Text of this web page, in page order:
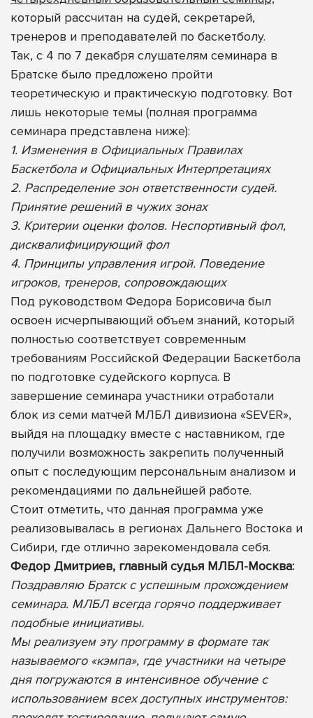
который рассчитан на судей, секретарей,
тренеров и преподавателей по баскетболу.
Так, с 4 по 7 декабря слушателям семинара в
Братске было предложено пройти
теоретическую и практическую подготовку. Вот
лишь некоторые темы (полная программа
семинара представлена ниже):
1. Изменения в Официальных Правилах
Баскетбола и ОфициальныхИнтерпретациях
2. Распределение зон ответственности судей.
Принятие решений в чужих зонах
3. Критерии оценки фолов. Неспортивный фол,
дисквалифицирующий фол
4. Принципы управления игрой. Поведение
игроков, тренеров, сопровождающих
Под руководством Федора Борисовича был
освоен исчерпывающий объем знаний, который
полностью соответствует современным
требованиям Российской Федерации Баскетбола
по подготовке судейского корпуса. В
завершение семинара участники отработали
блок из семи матчей МЛБЛ дивизиона «SEVER»,
выйдя на площадку вместе с наставником, где
получили возможность закрепить полученный
опыт с последующим персональным анализом и
рекомендациями по дальнейшей работе.
Стоит отметить, что данная программа уже
реализовывалась в регионах Дальнего Востока и
Сибири, где отлично зарекомендовала себя.
Федор Дмитриев, главный судья МЛБЛ-Москва:
Поздравляю Братск с успешным прохождением
семинара. МЛБЛ всегда горячо поддерживает
подобные инициативы.
Мы реализуем эту программу в формате так
называемого «кэмпа», где участники на четыре
дня погружаются в интенсивное обучение с
использованием всех доступных инструментов: